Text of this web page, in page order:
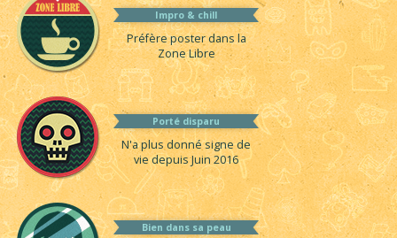
Impro & chill
Préfère poster dans la
Zone Libre
Porté disparu
N'a plus donné signe de
vie depuis Juin 2016
Bien dans sa peau